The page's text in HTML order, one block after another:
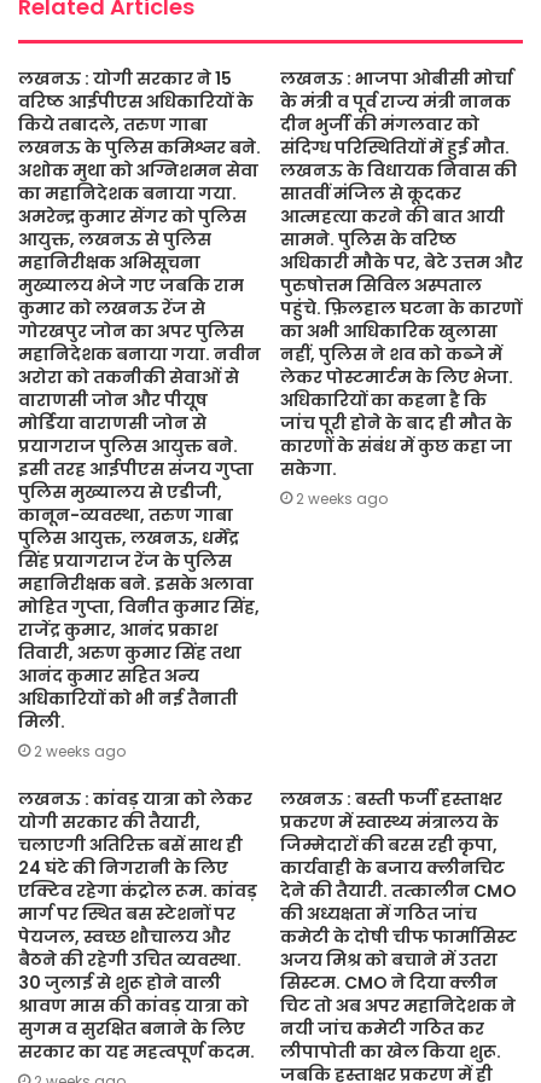
Related Articles
लखनऊ : योगी सरकार ने 15
वरिष्ठ आईपीएस अधिकारियों के
किये तबादले, तरुण गाबा
लखनऊ के पुलिस कमिश्नर बने.
अशोक मुथा को अग्निशमन सेवा
का महानिदेशक बनाया गया.
अमरेन्द्र कुमार सेंगर को पुलिस
आयुक्त, लखनऊ से पुलिस
महानिरीक्षक अभिसूचना
मुख्यालय भेजे गए जबकि राम
कुमार को लखनऊ रेंज से
गोरखपुर जोन का अपर पुलिस
महानिदेशक बनाया गया. नवीन
अरोरा को तकनीकी सेवाओं से
वाराणसी जोन और पीयूष
मोर्डिया वाराणसी जोन से
प्रयागराज पुलिस आयुक्त बने.
इसी तरह आईपीएस संजय गुप्ता
पुलिस मुख्यालय से एडीजी,
कानून-व्यवस्था, तरुण गाबा
पुलिस आयुक्त, लखनऊ, धर्मेंद्र
सिंह प्रयागराज रेंज के पुलिस
महानिरीक्षक बने. इसके अलावा
मोहित गुप्ता, विनीत कुमार सिंह,
राजेंद्र कुमार, आनंद प्रकाश
तिवारी, अरुण कुमार सिंह तथा
आनंद कुमार सहित अन्य
अधिकारियों को भी नई तैनाती
मिली.
2 weeks ago
लखनऊ : भाजपा ओबीसी मोर्चा
के मंत्री व पूर्व राज्य मंत्री नानक
दीन भुर्जी की मंगलवार को
संदिग्ध परिस्थितियों में हुई मौत.
लखनऊ के विधायक निवास की
सातवीं मंजिल से कूदकर
आत्महत्या करने की बात आयी
सामने. पुलिस के वरिष्ठ
अधिकारी मौके पर, बेटे उत्तम और
पुरुषोत्तम सिविल अस्पताल
पहुंचे. फ़िलहाल घटना के कारणों
का अभी आधिकारिक खुलासा
नहीं, पुलिस ने शव को कब्जे में
लेकर पोस्टमार्टम के लिए भेजा.
अधिकारियों का कहना है कि
जांच पूरी होने के बाद ही मौत के
कारणों के संबंध में कुछ कहा जा
सकेगा.
2 weeks ago
लखनऊ : कांवड़ यात्रा को लेकर
योगी सरकार की तैयारी,
चलाएगी अतिरिक्त बसें साथ ही
24 घंटे की निगरानी के लिए
एक्टिव रहेगा कंट्रोल रूम. कांवड़
मार्ग पर स्थित बस स्टेशनों पर
पेयजल, स्वच्छ शौचालय और
बैठने की रहेगी उचित व्यवस्था.
30 जुलाई से शुरू होने वाली
श्रावण मास की कांवड़ यात्रा को
सुगम व सुरक्षित बनाने के लिए
सरकार का यह महत्वपूर्ण कदम.
लखनऊ : बस्ती फर्जी हस्ताक्षर
प्रकरण में स्वास्थ्य मंत्रालय के
जिम्मेदारों की बरस रही कृपा,
कार्यवाही के बजाय क्लीनचिट
देने की तैयारी. तत्कालीन CMO
की अध्यक्षता में गठित जांच
कमेटी के दोषी चीफ फार्मासिस्ट
अजय मिश्र को बचाने में उतरा
सिस्टम. CMO ने दिया क्लीन
चिट तो अब अपर महानिदेशक ने
नयी जांच कमेटी गठित कर
लीपापोती का खेल किया शुरू.
जबकि हस्ताक्षर प्रकरण में ही